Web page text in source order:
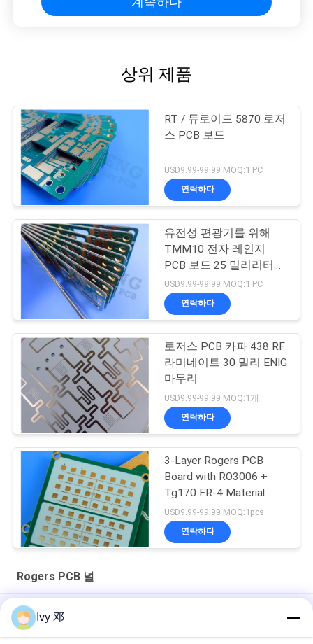
상위 제품
RT / 듀로이드 5870 로저
스 PCB 보드
USD9.99-99.99 MOQ:1 PC
연락하다
유전성 편광기를 위해
TMM10 전자 레인지
PCB 보드 25 밀리리터
0.635 밀리미터를 성교합
니다
USD9.99-99.99 MOQ:1 PC
연락하다
로저스 PCB 카파 438 RF
라미네이트 30 밀리 ENIG
마무리
USD9.99-99.99 MOQ:1개
연락하다
3-Layer Rogers PCB
Board with RO3006 +
Tg170 FR-4 Material
0.86mm Thickness and
98mm x 30mm Size
USD9.99-99.99 MOQ:1pcs
연락하다
Rogers PCB 널
로저스 5870 다층 UL 로저스 PCB 보드 유리 마이크로 섬유 강화
PTFEIvy 邓